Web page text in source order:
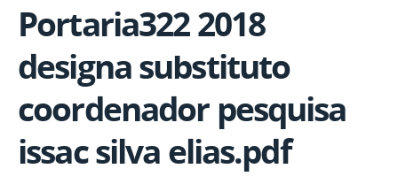
Portaria322 2018
designa substituto
coordenador pesquisa
issac silva elias.pdf